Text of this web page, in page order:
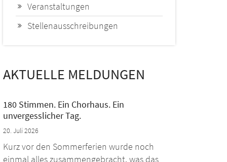
Veranstaltungen
Stellenausschreibungen
AKTUELLE MELDUNGEN
180 Stimmen. Ein Chorhaus. Ein
unvergesslicher Tag.
20. Juli 2026
Kurz vor den Sommerferien wurde noch
einmal alles zusammengebracht, was das